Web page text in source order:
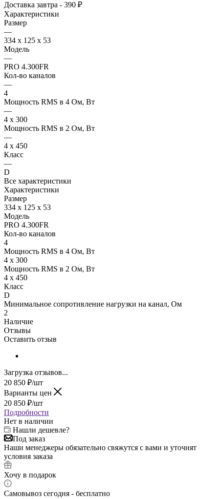
Доставка завтра - 390 ₽
Характеристики
Размер
—
334 х 125 х 53
Модель
—
PRO 4.300FR
Кол-во каналов
—
4
Мощность RMS в 4 Ом, Вт
—
4 x 300
Мощность RMS в 2 Ом, Вт
—
4 x 450
Класс
—
D
Все характеристики
Характеристики
Размер
334 х 125 х 53
Модель
PRO 4.300FR
Кол-во каналов
4
Мощность RMS в 4 Ом, Вт
4 x 300
Мощность RMS в 2 Ом, Вт
4 x 450
Класс
D
Минимальное сопротивление нагрузки на канал, Ом
2
Наличие
Отзывы
Оставить отзыв
Загрузка отзывов...
20 850 ₽/шт
Варианты цен
20 850 ₽/шт
Подробности
Нет в наличии
Нашли дешевле?
Под заказ
Наши менеджеры обязательно свяжутся с вами и уточнят
условия заказа
Хочу в подарок
Самовывоз сегодня - бесплатно